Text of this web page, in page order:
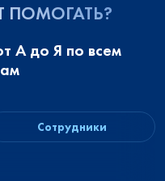
ПОМОГАТЬ?
А до Я по всем
Сотрудники